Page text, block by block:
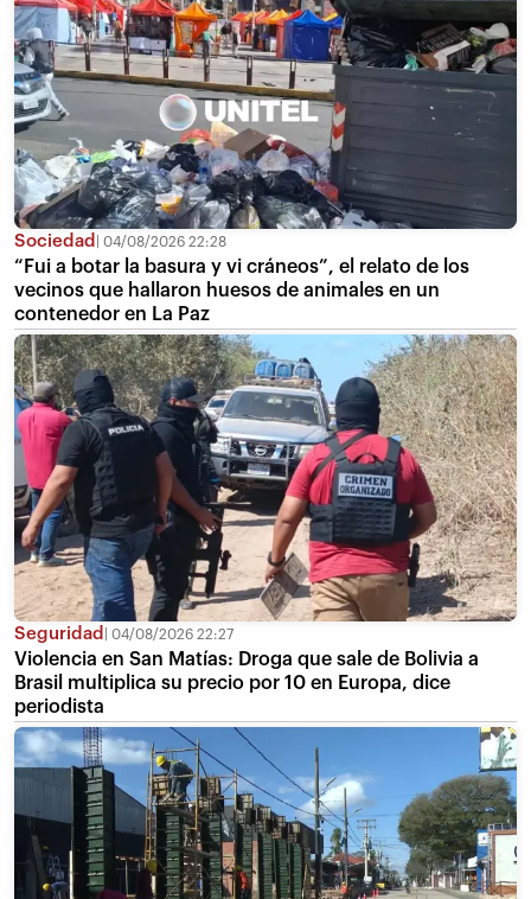
Sociedad 04/08/2026 22:28
“Fui a botar la basura y vi cráneos”, el relato de los
vecinos que hallaron huesos de animales en un
contenedor en La Paz
Seguridad 04/08/2026 22:27
Violencia en San Matías: Droga que sale de Bolivia a
Brasil multiplica su precio por 10 en Europa, dice
periodista